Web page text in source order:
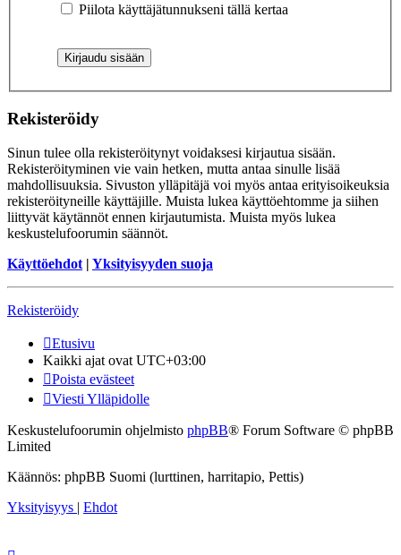
Piilota käyttäjätunnukseni tällä kertaa
Rekisteröidy
Sinun tulee olla rekisteröitynyt voidaksesi kirjautua sisään.
Rekisteröityminen vie vain hetken, mutta antaa sinulle lisää
mahdollisuuksia. Sivuston ylläpitäjä voi myös antaa erityisoikeuksia
rekisteröityneille käyttäjille. Muista lukea käyttöehtomme ja siihen
liittyvät käytännöt ennen kirjautumista. Muista myös lukea
keskustelufoorumin säännöt.
Käyttöehdot | Yksityisyyden suoja
Rekisteröidy
Etusivu
Kaikki ajat ovat UTC+03:00
Poista evästeet
Viesti Ylläpidolle
Keskustelufoorumin ohjelmisto phpBB® Forum Software © phpBB
Limited
Käännös: phpBB Suomi (lurttinen, harritapio, Pettis)
Yksityisyys | Ehdot